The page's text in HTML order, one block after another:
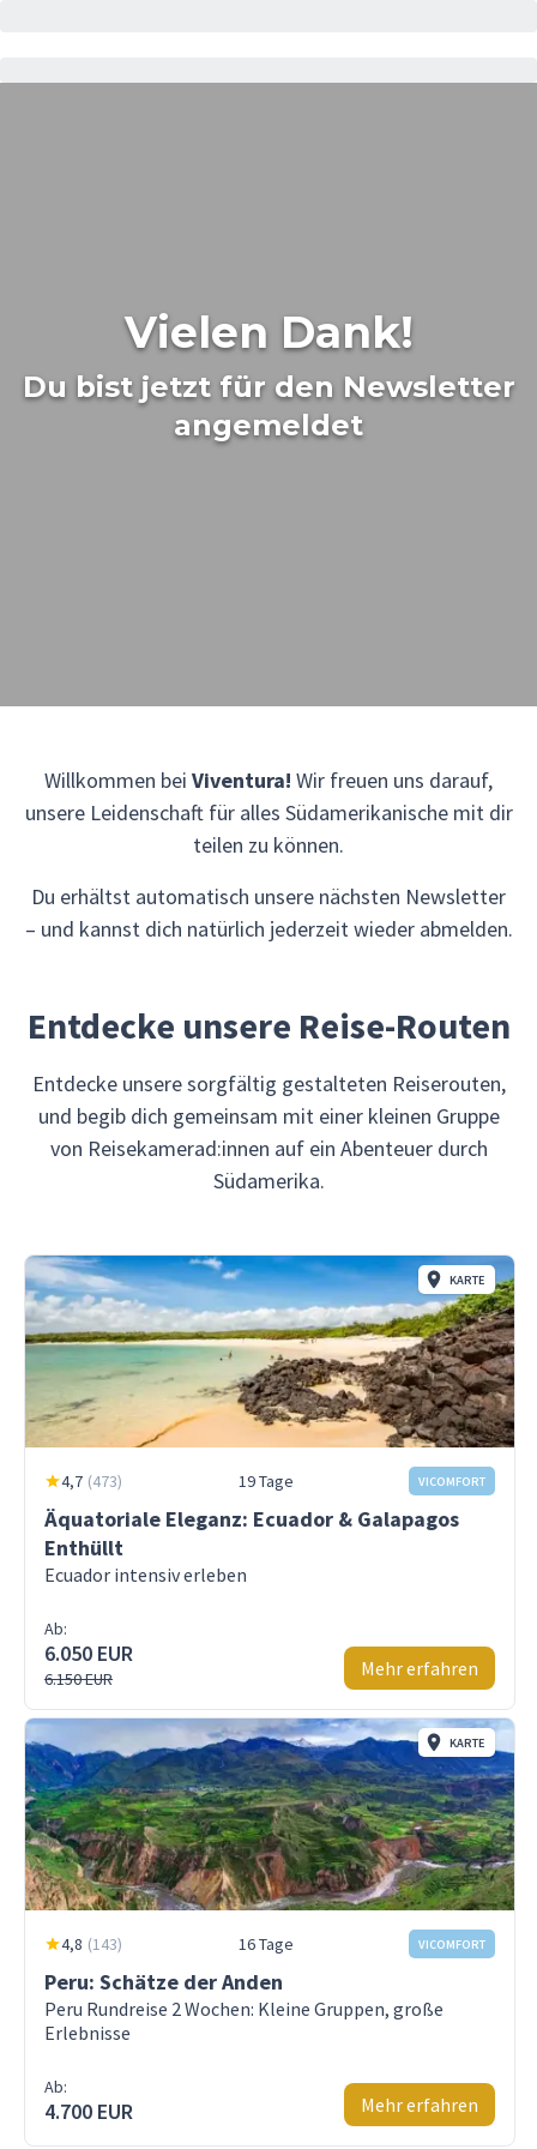
Vielen Dank!
Du bist jetzt für den Newsletter
angemeldet
Willkommen bei Viventura! Wir freuen uns darauf,
unsere Leidenschaft für alles Südamerikanische mit dir
teilen zu können.
Du erhältst automatisch unsere nächsten Newsletter
– und kannst dich natürlich jederzeit wieder abmelden.
Entdecke unsere Reise-Routen
Entdecke unsere sorgfältig gestalteten Reiserouten,
und begib dich gemeinsam mit einer kleinen Gruppe
von Reisekamerad:innen auf ein Abenteuer durch
Südamerika.
KARTE
4,7 (473) 19 Tage VICOMFORT
Äquatoriale Eleganz: Ecuador & Galapagos
Enthüllt
Ecuador intensiv erleben
Ab:
6.050 EUR
6.150 EUR Mehr erfahren
KARTE
4,8 (143) 16 Tage VICOMFORT
Peru: Schätze der Anden
Peru Rundreise 2 Wochen: Kleine Gruppen, große
Erlebnisse
Ab:
4.700 EUR Mehr erfahren